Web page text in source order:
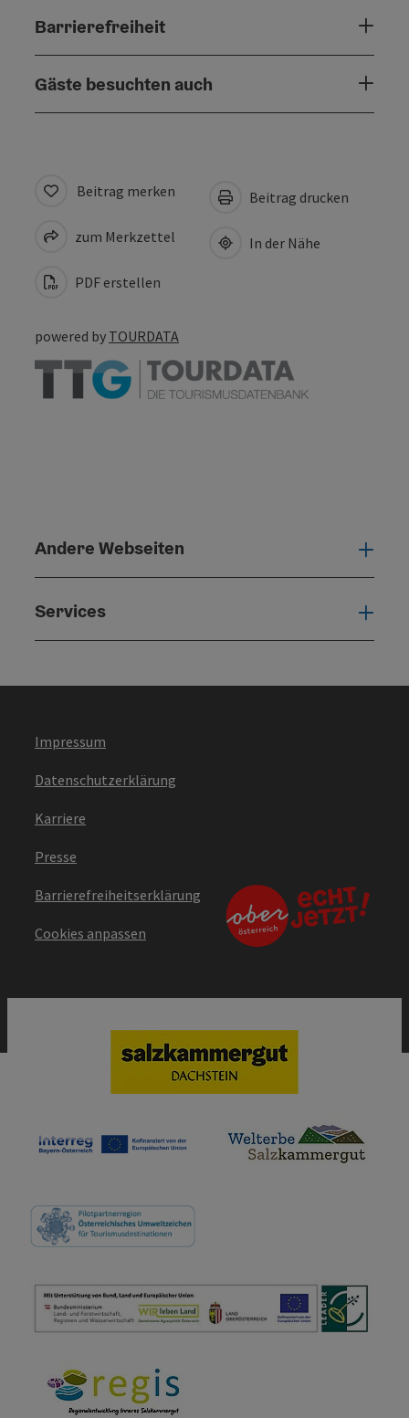
Barrierefreiheit
Gäste besuchten auch
Beitrag merken
zum Merkzettel
PDF erstellen
Beitrag drucken
In der Nähe
powered by TOURDATA
Andere Webseiten
Services
Impressum
Datenschutzerklärung
Karriere
Presse
Barrierefreiheitserklärung
Cookies anpassen